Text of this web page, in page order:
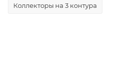
Коллекторы на 3 контура